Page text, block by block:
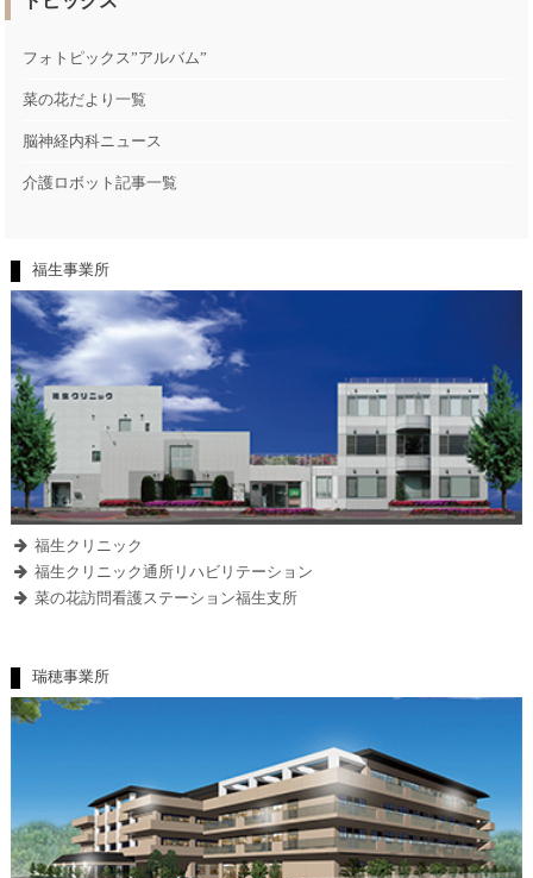
フォトピックス”アルバム”
菜の花だより一覧
脳神経内科ニュース
介護ロボット記事一覧
福生事業所
福生クリニック
福生クリニック通所リハビリテーション
菜の花訪問看護ステーション福生支所
瑞穂事業所